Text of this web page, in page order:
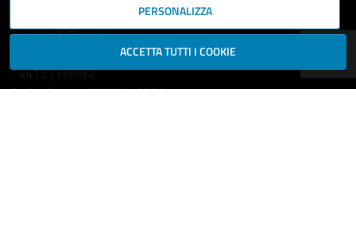
Comune di Ferrara
Piazza del Municipio, 2
- 44121 Ferrara
Codice fiscale: 00297110389
PERSONALIZZA
ACCETTA TUTTI I COOKIE